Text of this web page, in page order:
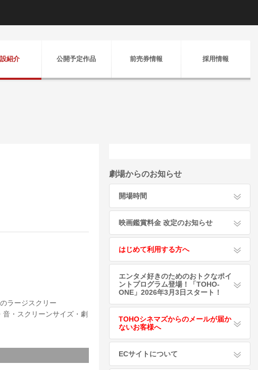
紹介 公開予定作品 前売券情報 採用情報
ラージスクリー
・スクリーンサイズ・劇
劇場からのお知らせ
開場時間
映画鑑賞料金 改定のお知らせ
はじめて利用する方へ
エンタメ好きのためのおトクなポイ
ントプログラム登場！「TOHO-
ONE」2026年3月3日スタート！
TOHOシネマズからのメールが届か
ないお客様へ
ECサイトについて